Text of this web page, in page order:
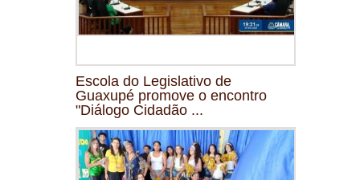
Escola do Legislativo de
Guaxupé promove o encontro
"Diálogo Cidadão ...